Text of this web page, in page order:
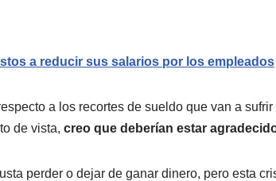
a reducir sus salarios por los empleados
a los recortes de sueldo que van a
de vista, creo que deberían estar
perder o dejar de ganar dinero, pero esta